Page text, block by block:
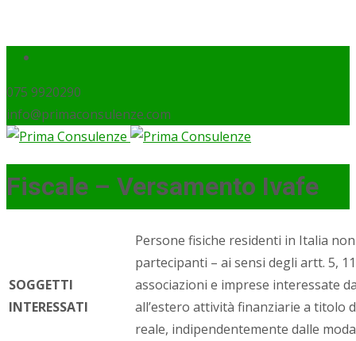
075 9920290
info@primaconsulenze.com
Fiscale – Versamento Ivafe
SOGGETTI
INTERESSATI
Persone fisiche residenti in Italia
partecipanti – ai sensi degli artt. 5,
associazioni e imprese interessate
all’estero attività finanziarie a titolo
reale, indipendentemente dalle